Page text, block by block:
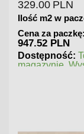
329.00 PLN
Ilość m2 w
Cena za paczkę:
947.52 PLN
Dostępność:
magazynie.